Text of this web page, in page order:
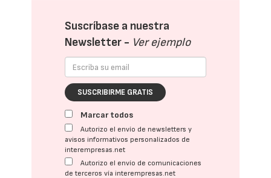
Suscríbase a nuestra
Newsletter - Ver ejemplo
SUSCRIBIRME GRATIS
Marcar todos
Autorizo el envío de newsletters y
avisos informativos personalizados de
interempresas.net
Autorizo el envío de comunicaciones
de terceros vía interempresas.net